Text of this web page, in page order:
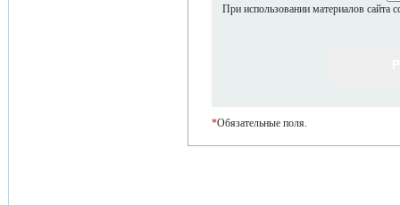
При использовании материалов сайта
*Обязательные поля.